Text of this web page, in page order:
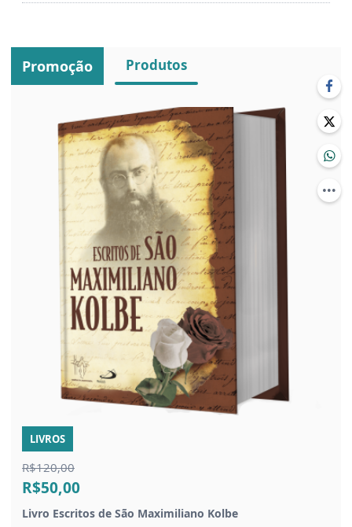
Promoção Produtos
LIVROS
R$120,00
R$50,00
Livro Escritos de São Maximiliano Kolbe